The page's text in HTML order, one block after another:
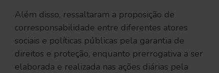
Além disso, ressaltaram a proposição de
corresponsabilidade entre diferentes atores
sociais e políticas públicas pela garantia de
direitos e proteção, enquanto prerrogativa a ser
elaborada e realizada nas ações diárias pela